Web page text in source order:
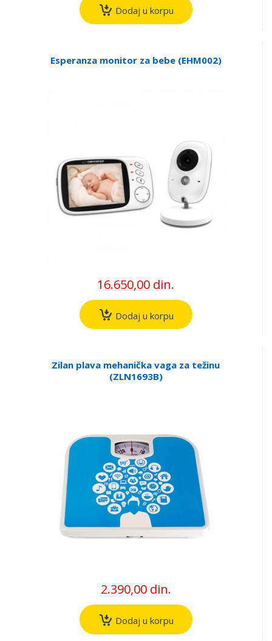
Dodaj u korpu
Esperanza monitor za bebe (EHM002)
16.650,00 din.
Dodaj u korpu
Zilan plava mehanička vaga za težinu
(ZLN1693B)
2.390,00 din.
Dodaj u korpu